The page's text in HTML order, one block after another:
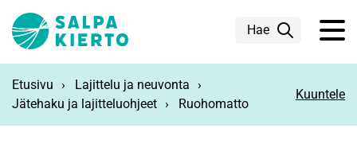
Hae
Etusivu
Lajittelu ja neuvonta
Jätehaku ja lajitteluohjeet
Ruohomatto
Kuuntele